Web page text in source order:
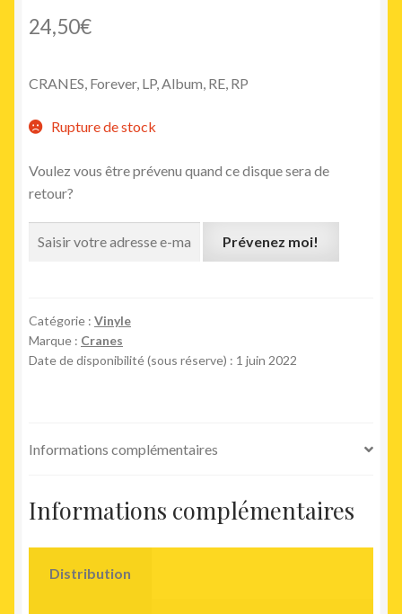
24,50€
CRANES, Forever, LP, Album, RE, RP
Rupture de stock
Voulez vous être prévenu quand ce disque sera de
retour?
Prévenez moi!
Catégorie : Vinyle
Marque : Cranes
Date de disponibilité (sous réserve) : 1 juin 2022
Informations complémentaires
Informations complémentaires
Distribution